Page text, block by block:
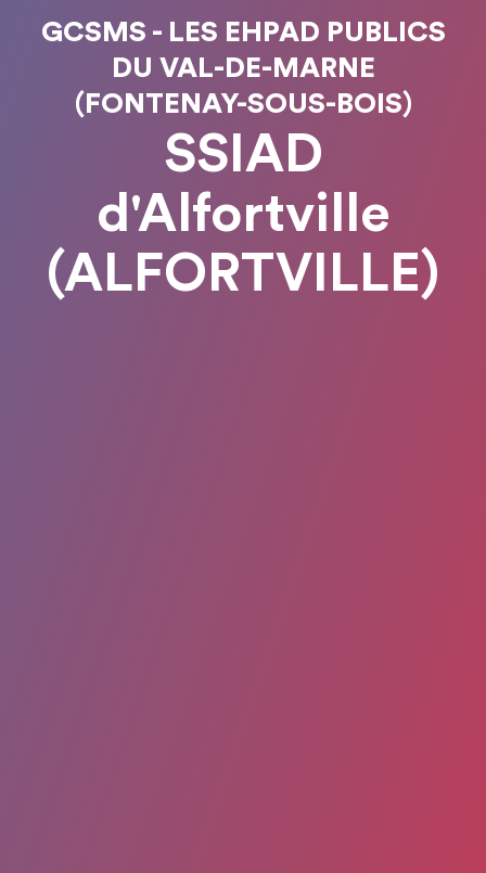
GCSMS - LES EHPAD PUBLICS
DU VAL-DE-MARNE
(FONTENAY-SOUS-BOIS)
SSIAD
d'Alfortville
(ALFORTVILLE)